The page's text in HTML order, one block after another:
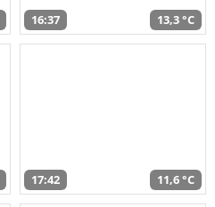
16:37 13,3 °C
17:42 11,6 °C